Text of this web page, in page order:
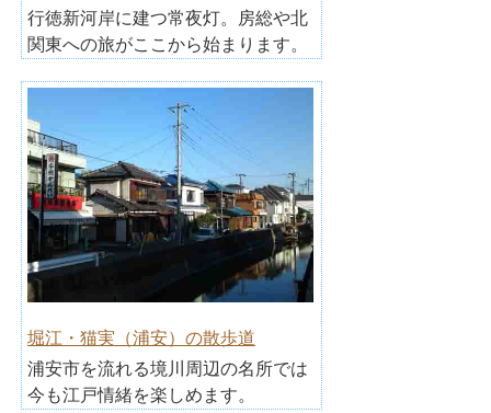
行徳新河岸に建つ常夜灯。房総や北
関東への旅がここから始まります。
堀江・猫実（浦安）の散歩道
浦安市を流れる境川周辺の名所では
今も江戸情緒を楽しめます。